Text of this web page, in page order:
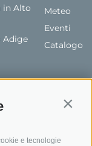
e tecnologie
in Alto
Adige
Meteo
Eventi
Catalogo